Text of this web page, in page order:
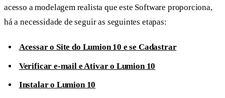
acesso a modelagem realista que este Software proporciona,
há a necessidade de seguir as seguintes etapas:
Acessar o Site do Lumion 10 e se Cadastrar
Verificar e-mail e Ativar o Lumion 10
Instalar o Lumion 10